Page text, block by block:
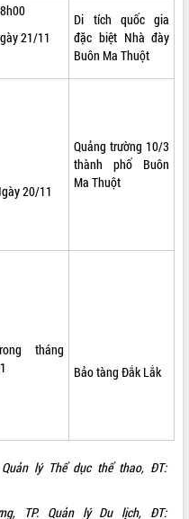
21/11
Di tích quốc gia
đặc biệt Nhà đày
Buôn Ma Thuột
20/11
Quảng trường 10/3
thành phố Buôn
Ma Thuột
tháng
Bảo tàng Đắk Lắk
lý Thể dục thể thao, ĐT:
TP. Quản lý Du lịch, ĐT: